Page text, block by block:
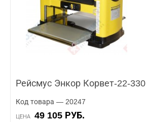
Рейсмус Энкор Корвет-22-330
Код товара — 20247
ЦЕНА 49 105 РУБ.